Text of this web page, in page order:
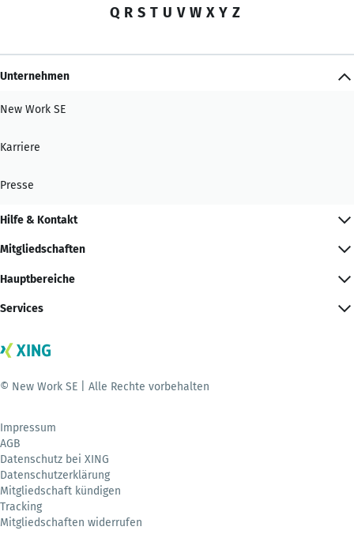
Q R S T U V W X Y Z
Unternehmen
New Work SE
Karriere
Presse
Hilfe & Kontakt
Mitgliedschaften
Hauptbereiche
Services
© New Work SE | Alle Rechte vorbehalten
Impressum
AGB
Datenschutz bei XING
Datenschutzerklärung
Mitgliedschaft kündigen
Tracking
Mitgliedschaften widerrufen